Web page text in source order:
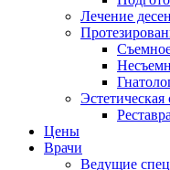
Лечение десен
Эстетическая
Цены
Врачи
Ведущие